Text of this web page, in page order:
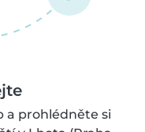
a prohlédněte si